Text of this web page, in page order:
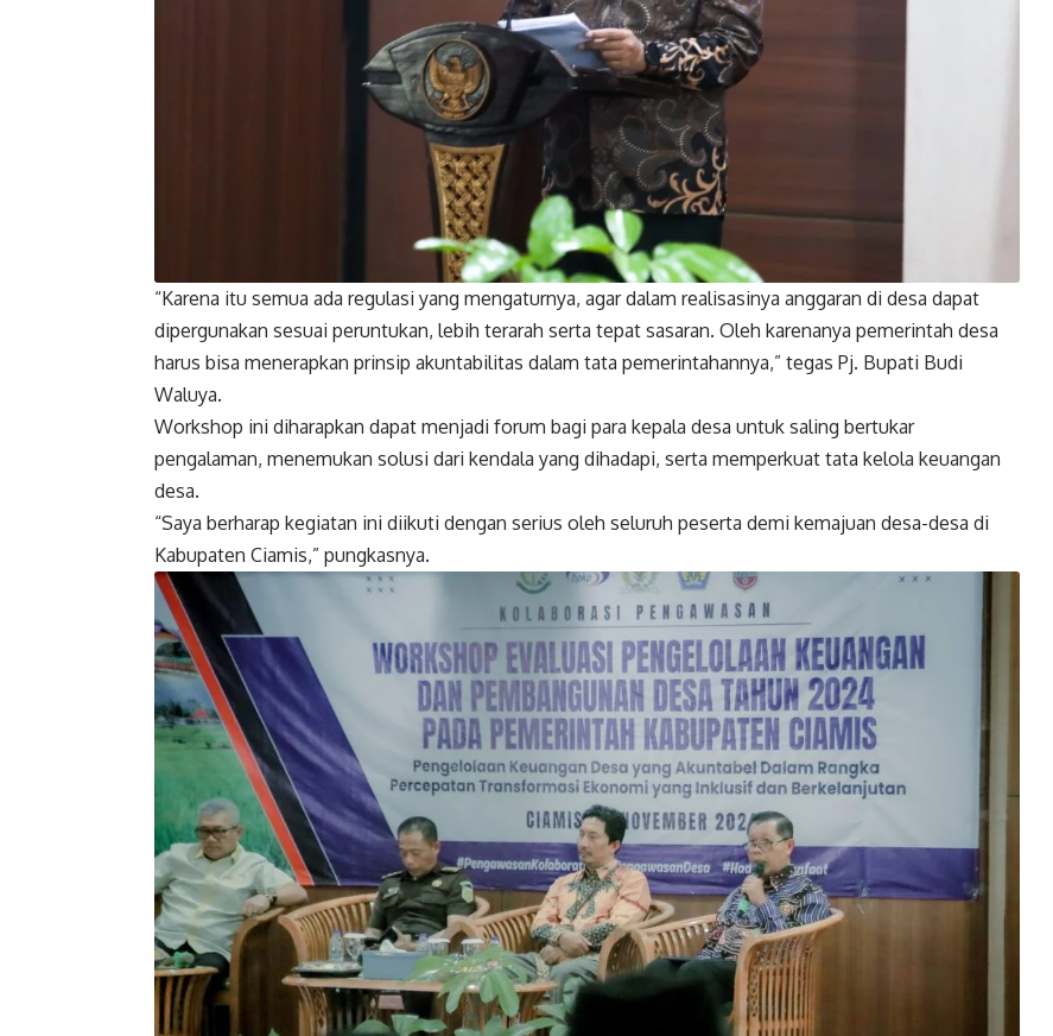
“Karena itu semua ada regulasi yang mengaturnya, agar dalam realisasinya anggaran di desa dapat
dipergunakan sesuai peruntukan, lebih terarah serta tepat sasaran. Oleh karenanya pemerintah desa
harus bisa menerapkan prinsip akuntabilitas dalam tata pemerintahannya,” tegas Pj. Bupati Budi
Waluya.
Workshop ini diharapkan dapat menjadi forum bagi para kepala desa untuk saling bertukar
pengalaman, menemukan solusi dari kendala yang dihadapi, serta memperkuat tata kelola keuangan
desa.
“Saya berharap kegiatan ini diikuti dengan serius oleh seluruh peserta demi kemajuan desa-desa di
Kabupaten Ciamis,” pungkasnya.